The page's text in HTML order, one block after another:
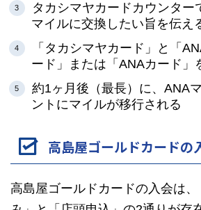
タカシマヤカードカウンター
マイルに交換したい旨を伝え
「タカシマヤカード」と「
ード」または「ANAカード」
約1ヶ月後（最長）に、ANA
ントにマイルが移行される
高島屋ゴールドカードの
高島屋ゴールドカードの入会は